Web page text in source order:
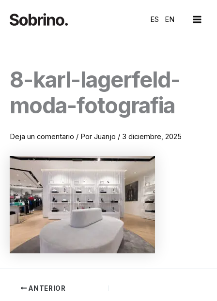
contenido
ES EN
8-karl-lagerfeld-
moda-fotografia
Deja un comentario / Por Juanjo / 3 diciembre, 2025
ANTERIOR